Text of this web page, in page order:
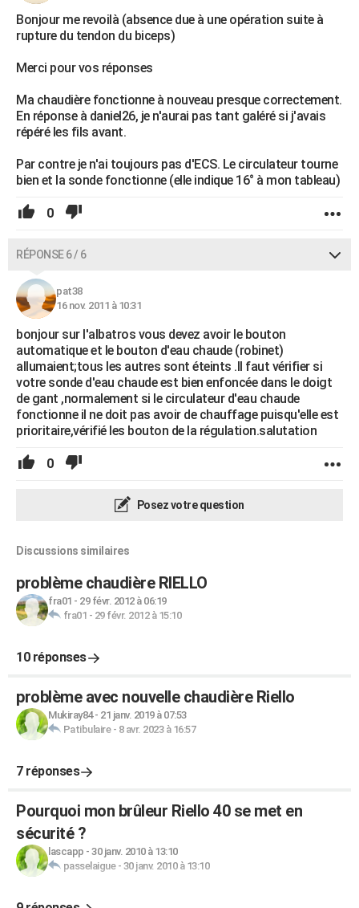
Bonjour me revoilà (absence due à une opération suite à
rupture du tendon du biceps)
Merci pour vos réponses
Ma chaudière fonctionne à nouveau presque correctement.
En réponse à daniel26, je n'aurai pas tant galéré si j'avais
répéré les fils avant.
Par contre je n'ai toujours pas d'ECS. Le circulateur tourne
bien et la sonde fonctionne (elle indique 16° à mon tableau)
0
RÉPONSE 6 / 6
pat38
16 nov. 2011 à 10:31
bonjour sur l'albatros vous devez avoir le bouton
automatique et le bouton d'eau chaude (robinet)
allumaient;tous les autres sont éteints .Il faut vérifier si
votre sonde d'eau chaude est bien enfoncée dans le doigt
de gant ,normalement si le circulateur d'eau chaude
fonctionne il ne doit pas avoir de chauffage puisqu'elle est
prioritaire,vérifié les bouton de la régulation.salutation
0
Posez votre question
Discussions similaires
problème chaudière RIELLO
fra01 - 29 févr. 2012 à 06:19
fra01 - 29 févr. 2012 à 15:10
10 réponses
problème avec nouvelle chaudière Riello
Mukiray84- 21 janv. 2019 à 07:53
Patibulaire- 8 avr. 2023 à 16:57
7 réponses
Pourquoi mon brûleur Riello 40 se met en
sécurité ?
lascapp - 30 janv. 2010 à 13:10
passelaigue- 30 janv. 2010 à 13:10